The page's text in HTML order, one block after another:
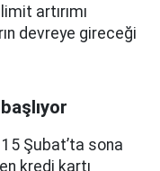
artırımı
devreye gireceği
15 Şubat’ta sona
kredi kartı